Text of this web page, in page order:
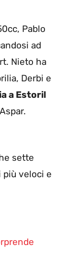
Pablo
ad
Nieto ha
Derbi e
a Estoril
sette
più veloci e